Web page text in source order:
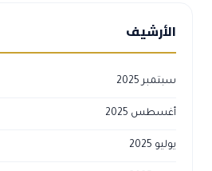
الأرشيف
سبتمبر 2025
أغسطس 2025
يوليو 2025